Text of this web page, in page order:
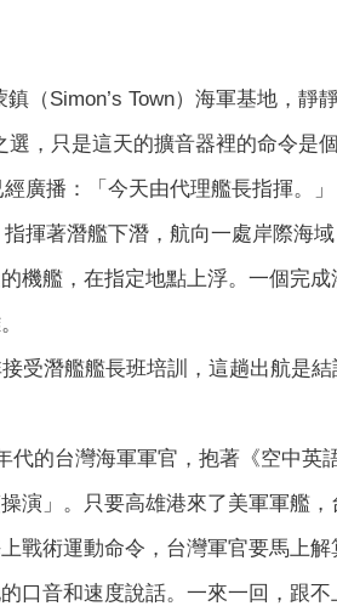
（Simon’s Town）海軍基地，靜
，只是這天的擴音器裡的命令是
廣播：「今天由代理艦長指揮。」
揮著潛艦下潛，航向一處岸際海
機艦，在指定地點上浮。一個完成
受潛艦艦長班培訓，這趟出航是結
的台灣海軍軍官，抱著《空中英
演」。只要高雄港來了美軍軍艦，
戰術運動命令，台灣軍官要馬上解
口音和速度說話。一來一回，跟不